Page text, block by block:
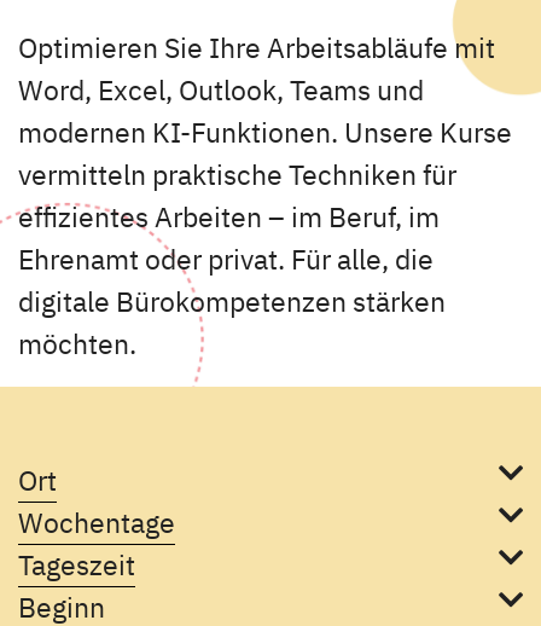
Optimieren Sie Ihre Arbeitsabläufe mit
Word, Excel, Outlook, Teams und
modernen KI-Funktionen. Unsere Kurse
vermitteln praktische Techniken für
effizientes Arbeiten – im Beruf, im
Ehrenamt oder privat. Für alle, die
digitale Bürokompetenzen stärken
möchten.
Ort
Wochentage
Tageszeit
Beginn